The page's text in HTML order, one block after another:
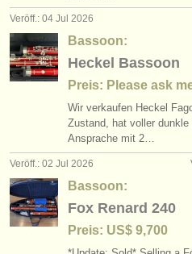
Veröff.: 04 Jul 2026
Bassoon:
Heckel Bassoon
Preis: Please ask
Wir verkaufen Heckel
Zustand, hat voller
Ansprache mit 2…
Veröff.: 02 Jul 2026
Bassoon:
Fox Renard 240
Preis: US$ 9,700